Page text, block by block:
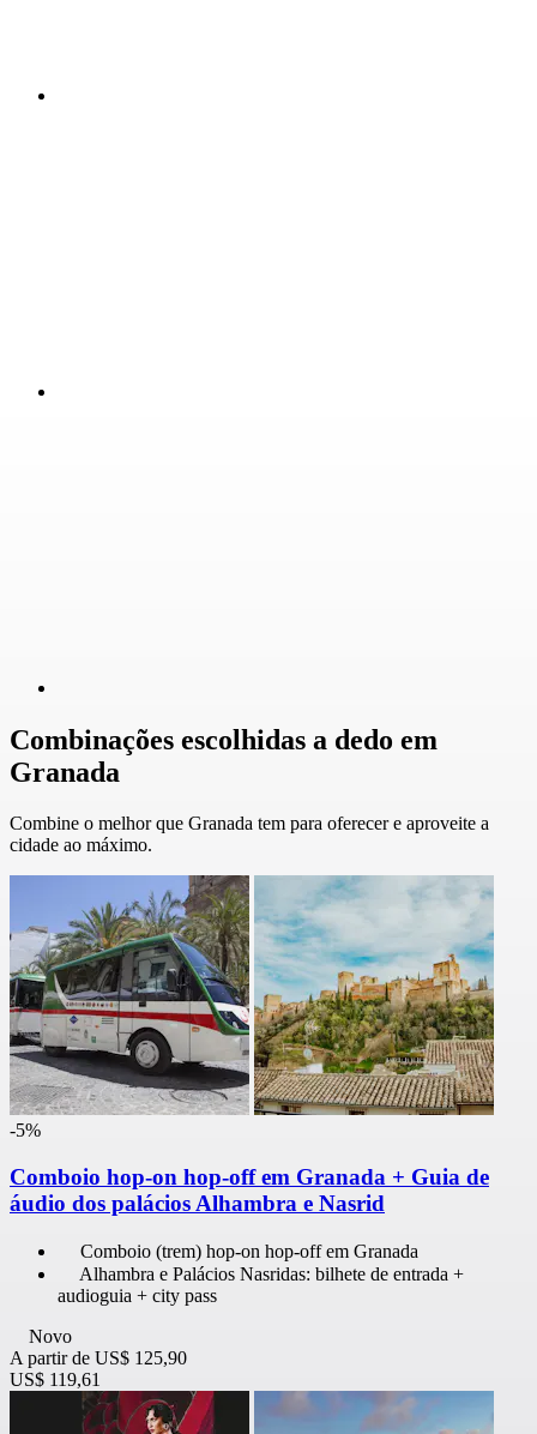
Combinações escolhidas a dedo em
Granada
Combine o melhor que Granada tem para oferecer e aproveite a
cidade ao máximo.
-5%
Comboio hop-on hop-off em Granada + Guia de
áudio dos palácios Alhambra e Nasrid
Comboio (trem) hop-on hop-off em Granada
Alhambra e Palácios Nasridas: bilhete de entrada +
audioguia + city pass
Novo
A partir de US$ 125,90
US$ 119,61